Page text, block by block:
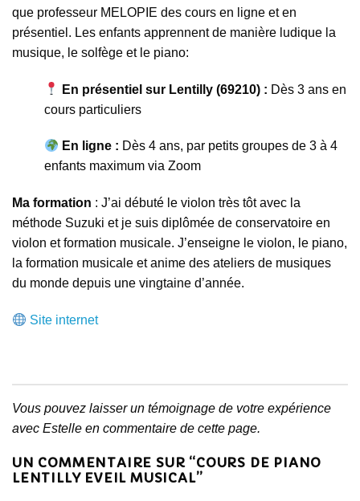
que professeur MELOPIE des cours en ligne et en
présentiel. Les enfants apprennent de manière ludique la
musique, le solfège et le piano:
En présentiel sur Lentilly (69210) : Dès 3 ans en
cours particuliers
En ligne : Dès 4 ans, par petits groupes de 3 à 4
enfants maximum via Zoom
Ma formation : J’ai débuté le violon très tôt avec la
méthode Suzuki et je suis diplômée de conservatoire en
violon et formation musicale. J’enseigne le violon, le piano,
la formation musicale et anime des ateliers de musiques
du monde depuis une vingtaine d’année.
Site internet
Vous pouvez laisser un témoignage de votre expérience
avec Estelle en commentaire de cette page.
UN COMMENTAIRE SUR “COURS DE PIANO
LENTILLY EVEIL MUSICAL”